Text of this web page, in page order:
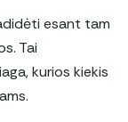
esant tam
Tai
kurios kiekis